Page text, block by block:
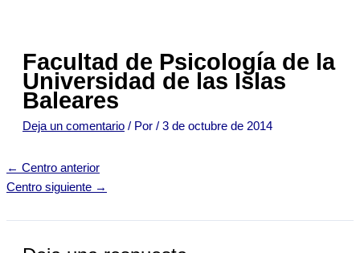
Facultad de Psicología de la
Universidad de las Islas
Baleares
Deja un comentario / Por / 3 de octubre de 2014
← Centro anterior
Centro siguiente →